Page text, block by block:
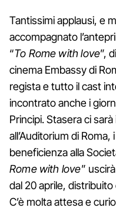
Tantissimi applausi, e
accompagnato
“To Rome with love”, di
cinema Embassy di
regista e tutto il cast
incontrato anche i
Principi. Stasera ci
all’Auditorium di
beneficienza alla
Rome with love”
dal 20 aprile,
C’è molta attesa e